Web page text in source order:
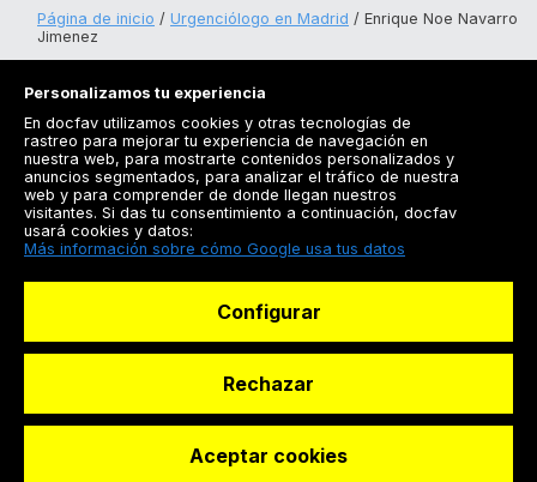
Página de inicio Urgenciólogo en Madrid
Enrique Noe Navarro
Jimenez
Registrarse
Docfav
© Dashboard Technologies S.L
Personalizamos tu experiencia
En docfav utilizamos cookies y otras tecnologías de
rastreo para mejorar tu experiencia de navegación en
nuestra web, para mostrarte contenidos personalizados y
anuncios segmentados, para analizar el tráfico de nuestra
web y para comprender de donde llegan nuestros
visitantes. Si das tu consentimiento a continuación, docfav
usará cookies y datos:
Más información sobre cómo Google usa tus datos
Configurar
Rechazar
Aceptar cookies